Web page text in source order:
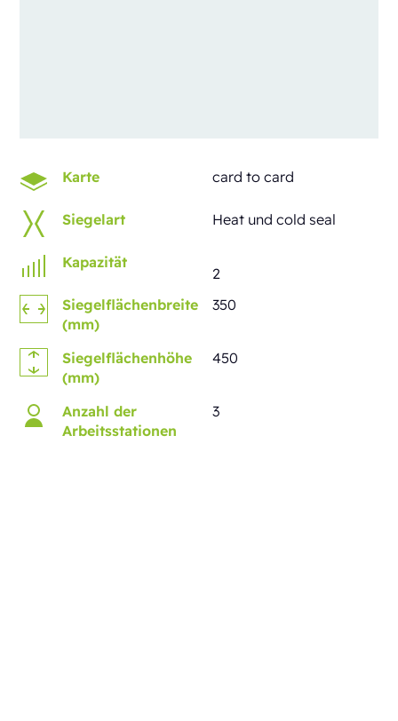
Karte card to card
Siegelart Heat und cold seal
Kapazität
2
Siegelflächenbreite
(mm)
350
Siegelflächenhöhe
(mm)
450
Anzahl der
Arbeitsstationen
3